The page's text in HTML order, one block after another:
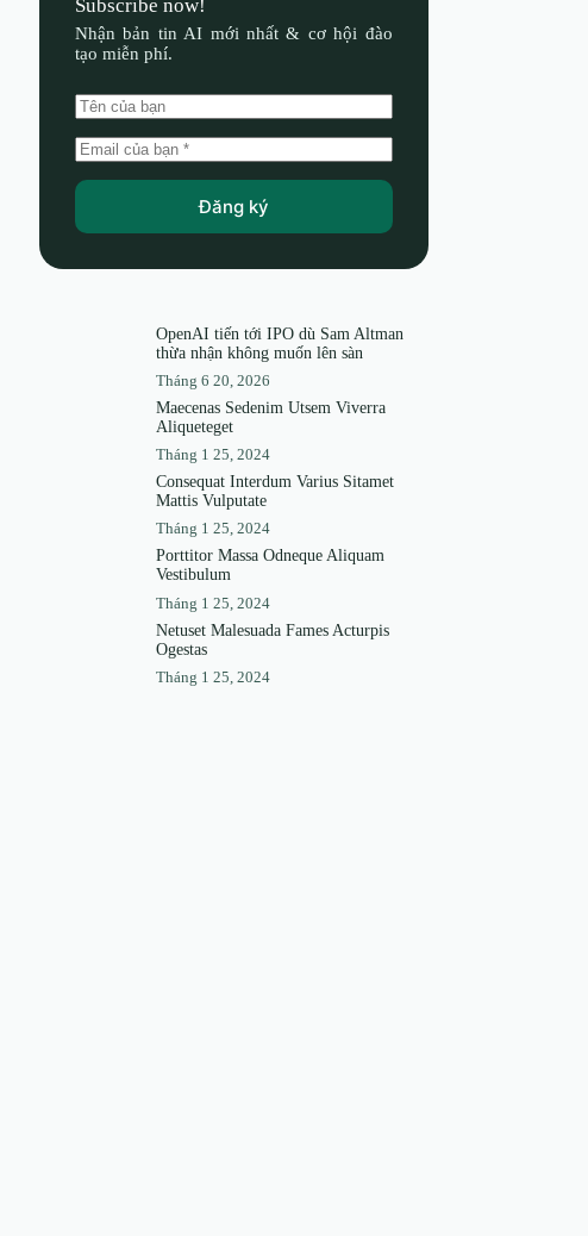
Subscribe now!
Nhận bản tin AI mới nhất & cơ hội đào
tạo miễn phí.
Đăng ký
OpenAI tiến tới IPO dù Sam Altman
thừa nhận không muốn lên sàn
Tháng 6 20, 2026
Maecenas Sedenim Utsem Viverra
Aliqueteget
Tháng 1 25, 2024
Consequat Interdum Varius Sitamet
Mattis Vulputate
Tháng 1 25, 2024
Porttitor Massa Odneque Aliquam
Vestibulum
Tháng 1 25, 2024
Netuset Malesuada Fames Acturpis
Ogestas
Tháng 1 25, 2024